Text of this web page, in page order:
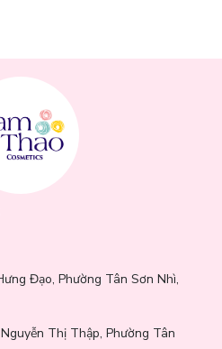
Đạo, Phường Tân Sơn Nhì,
Thị Thập, Phường Tân